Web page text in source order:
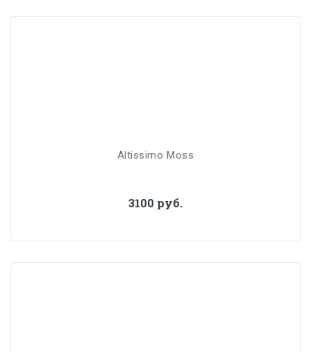
Altissimo Moss
3100 руб.